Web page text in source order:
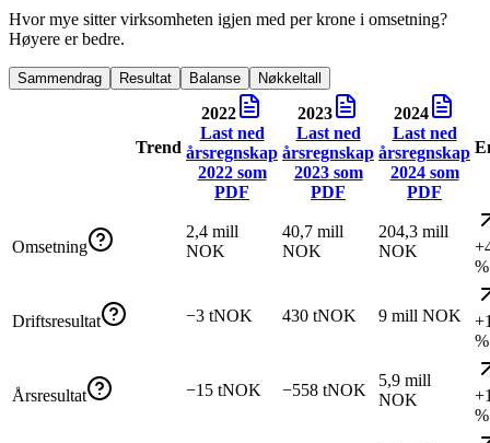
Hvor mye sitter virksomheten igjen med per krone i omsetning?
Høyere er bedre.
Sammendrag Resultat Balanse Nøkkeltall
Trend
2022
Last ned
årsregnskap
2022som
PDF
2023
Last ned
årsregnskap
2023som
PDF
2024
Last ned
årsregnskap
2024som
PDF
Omsetning
2,4 mill
NOK
40,7 mill
NOK
204,3 mill
NOK
%
Driftsresultat −3 tNOK 430 tNOK 9 mill NOK
%
Årsresultat −15 tNOK −558 tNOK
5,9 mill
NOK
%